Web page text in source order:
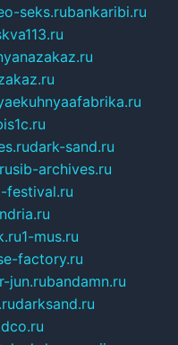
seks.rubankaribi.ru
dark-sand.ru
sib-archives.ru
festival.ru
1-mus.ru
factory.ru
jun.rubandamn.ru
darksand.ru